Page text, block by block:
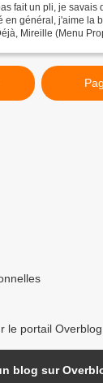
fait un pli, je savais
en général, j'aime la
Mireille (Menu
le portail Overblog
blog sur